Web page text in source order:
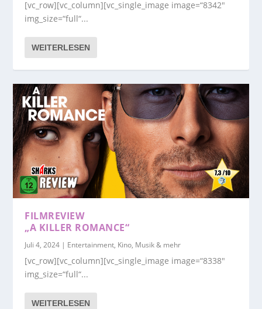
[vc_row][vc_column][vc_single_image image=“8342″
img_size=“full“...
WEITERLESEN
FILMREVIEW
„A KILLER ROMANCE“
Juli 4, 2024 | Entertainment, Kino, Musik & mehr
[vc_row][vc_column][vc_single_image image=“8338″
img_size=“full“...
WEITERLESEN